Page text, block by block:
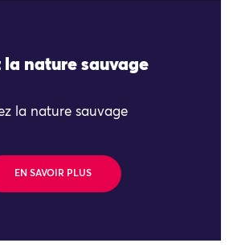
la nature sauvage
la nature sauvage
EN SAVOIR PLUS